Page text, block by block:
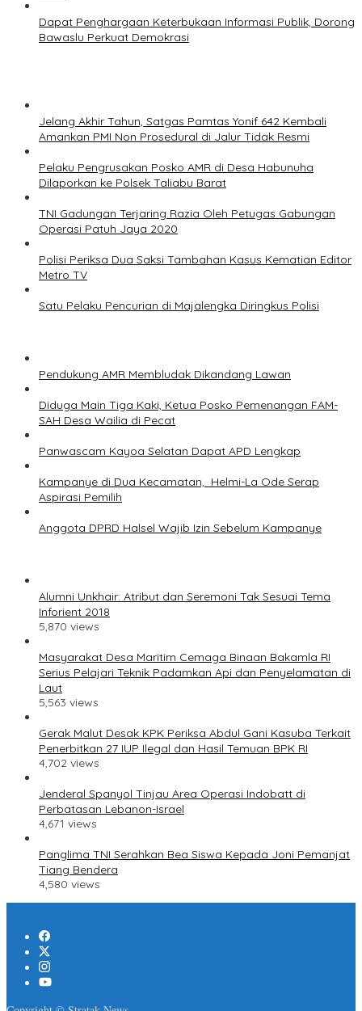
Dapat Penghargaan Keterbukaan Informasi Publik, Dorong
Bawaslu Perkuat Demokrasi
Jelang Akhir Tahun, Satgas Pamtas Yonif 642 Kembali
Amankan PMI Non Prosedural di Jalur Tidak Resmi
Pelaku Pengrusakan Posko AMR di Desa Habunuha
Dilaporkan ke Polsek Taliabu Barat
TNI Gadungan Terjaring Razia Oleh Petugas Gabungan
Operasi Patuh Jaya 2020
Polisi Periksa Dua Saksi Tambahan Kasus Kematian Editor
Metro TV
Satu Pelaku Pencurian di Majalengka Diringkus Polisi
Pendukung AMR Membludak Dikandang Lawan
Diduga Main Tiga Kaki, Ketua Posko Pemenangan FAM-
SAH Desa Wailia di Pecat
Panwascam Kayoa Selatan Dapat APD Lengkap
Kampanye di Dua Kecamatan, Helmi-La Ode Serap
Aspirasi Pemilih
Anggota DPRD Halsel Wajib Izin Sebelum Kampanye
Alumni Unkhair: Atribut dan Seremoni Tak Sesuai Tema
Inforient 2018
5,870 views
Masyarakat Desa Maritim Cemaga Binaan Bakamla RI
Serius Pelajari Teknik Padamkan Api dan Penyelamatan di
Laut
5,563 views
Gerak Malut Desak KPK Periksa Abdul Gani Kasuba Terkait
Penerbitkan 27 IUP Ilegal dan Hasil Temuan BPK RI
4,702 views
Jenderal Spanyol Tinjau Area Operasi Indobatt di
Perbatasan Lebanon-Israel
4,671 views
Panglima TNI Serahkan Bea Siswa Kepada Joni Pemanjat
Tiang Bendera
4,580 views